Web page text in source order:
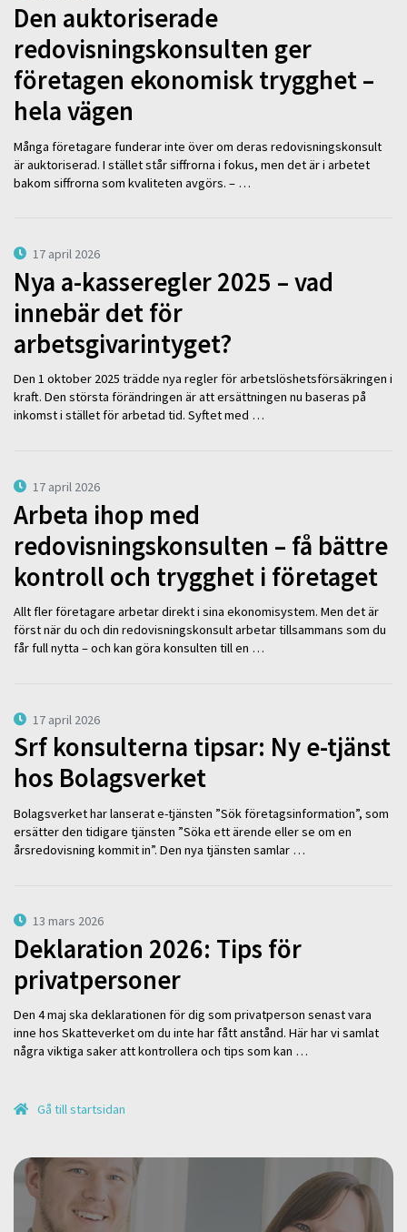
Den auktoriserade
redovisningskonsulten ger
företagen ekonomisk trygghet –
hela vägen
Många företagare funderar inte över om deras redovisningskonsult
är auktoriserad. I stället står siffrorna i fokus, men det är i arbetet
bakom siffrorna som kvaliteten avgörs. – …
17 april 2026
Nya a-kasseregler 2025 – vad
innebär det för
arbetsgivarintyget?
Den 1 oktober 2025 trädde nya regler för arbetslöshetsförsäkringen i
kraft. Den största förändringen är att ersättningen nu baseras på
inkomst i stället för arbetad tid. Syftet med …
17 april 2026
Arbeta ihop med
redovisningskonsulten – få bättre
kontroll och trygghet i företaget
Allt fler företagare arbetar direkt i sina ekonomisystem. Men det är
först när du och din redovisningskonsult arbetar tillsammans som du
får full nytta – och kan göra konsulten till en …
17 april 2026
Srf konsulterna tipsar: Ny e-tjänst
hos Bolagsverket
Bolagsverket har lanserat e-tjänsten ”Sök företagsinformation”, som
ersätter den tidigare tjänsten ”Söka ett ärende eller se om en
årsredovisning kommit in”. Den nya tjänsten samlar …
13 mars 2026
Deklaration 2026: Tips för
privatpersoner
Den 4 maj ska deklarationen för dig som privatperson senast vara
inne hos Skatteverket om du inte har fått anstånd. Här har vi samlat
några viktiga saker att kontrollera och tips som kan …
Gå till startsidan